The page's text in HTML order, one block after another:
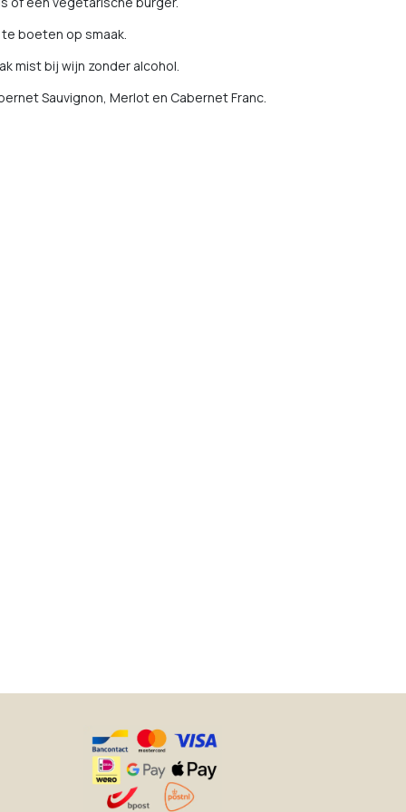
boeten op smaak.
mist bij wijn zonder alcohol.
Sauvignon, Merlot en Cabernet Franc.